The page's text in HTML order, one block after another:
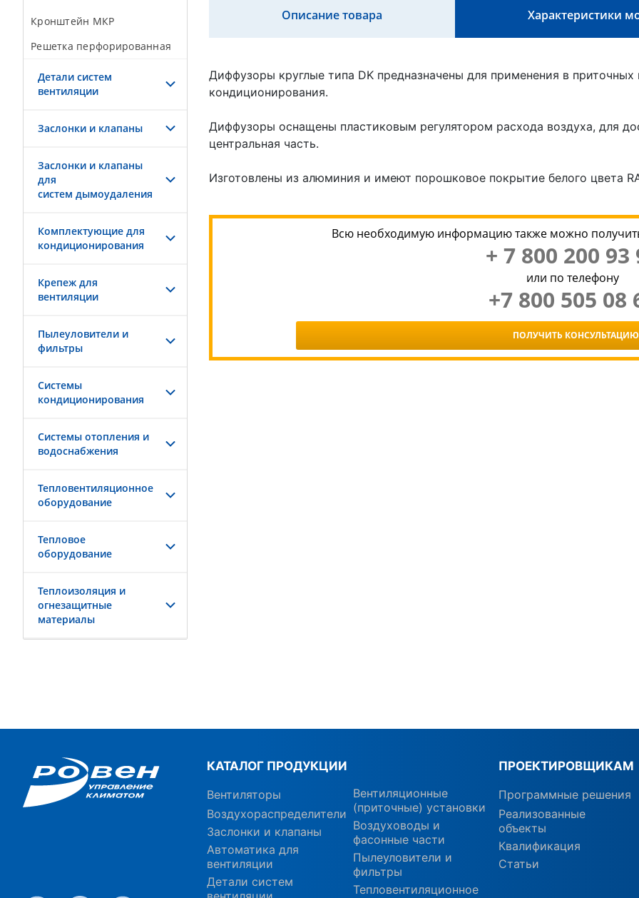
Кронштейн МКР
Решетка перфорированная
Детали систем
вентиляции
Заслонки и клапаны
Заслонки и клапаны
для
систем дымоудаления
Комплектующие для
кондиционирования
Крепеж для
вентиляции
Пылеуловители и
фильтры
Системы
кондиционирования
Системы отопления и
водоснабжения
Тепловентиляционное
оборудование
Тепловое
оборудование
Теплоизоляция и
огнезащитные
материалы
Описание товара Характеристики
Диффузоры круглые типа DK предназначены для применения в
кондиционирования.
Диффузоры оснащены пластиковым регулятором расхода воздуха, для
центральная часть.
Изготовлены из алюминия и имеют порошковое покрытие белого цвета
Всю необходимую информацию также можно
+ 7 800 200 93
или по телефону
+7 800 505 08
ПОЛУЧИТЬ КОНСУЛЬТАЦИЮ
КАТАЛОГ ПРОДУКЦИИ
Вентиляторы
Воздухораспределители
Заслонки и клапаны
Автоматика для
вентиляции
Детали систем
Вентиляционные
(приточные) установки
Воздуховоды и
фасонные части
Пылеуловители и
фильтры
Тепловентиляционное
ПРОЕКТИРОВЩИКАМ
Программные решения
Реализованные
объекты
Квалификация
Статьи